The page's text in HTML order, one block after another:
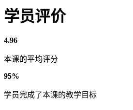
学员评价
4.96
本课的平均评分
95%
学员完成了本课的教学目标